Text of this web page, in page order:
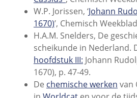
W.P. Jorissen, ‘Johann
1670)’, Chemisch
H.A.M. Snelders, De
scheikunde in Nederland.
hoofdstuk III: Johann
1670), p. 47-49.
De chemische werken van